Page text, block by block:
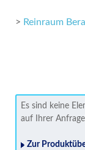
> Reinraum
Es sind keine
auf Ihrer
Zur